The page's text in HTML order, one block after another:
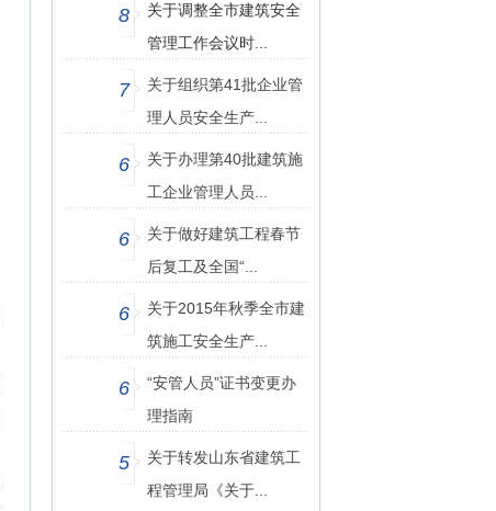
8
关于调整全市建筑安全
管理工作会议时...
7
关于组织第41批企业管
理人员安全生产...
6
关于办理第40批建筑施
工企业管理人员...
6
关于做好建筑工程春节
后复工及全国“...
6
关于2015年秋季全市建
筑施工安全生产...
6
“安管人员”证书变更办
理指南
5
关于转发山东省建筑工
程管理局《关于...